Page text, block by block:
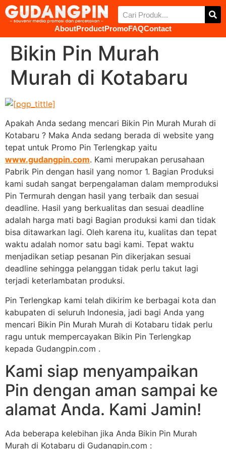
AboutProductPromoFAQContact
Bikin Pin Murah
Murah di Kotabaru
Apakah Anda sedang mencari Bikin Pin Murah Murah di
Kotabaru ? Maka Anda sedang berada di website yang
tepat untuk Promo Pin Terlengkap yaitu
www.gudangpin.com. Kami merupakan perusahaan
Pabrik Pin dengan hasil yang nomor 1. Bagian Produksi
kami sudah sangat berpengalaman dalam memproduksi
Pin Termurah dengan hasil yang terbaik dan sesuai
deadline. Hasil yang berkualitas dan sesuai deadline
adalah harga mati bagi Bagian produksi kami dan tidak
bisa ditawarkan lagi. Oleh karena itu, kualitas dan tepat
waktu adalah nomor satu bagi kami. Tepat waktu
menjadikan setiap pesanan Pin dikerjakan sesuai
deadline sehingga pelanggan tidak perlu takut lagi
terjadi keterlambatan produksi.
Pin Terlengkap kami telah dikirim ke berbagai kota dan
kabupaten di seluruh Indonesia, jadi bagi Anda yang
mencari Bikin Pin Murah Murah di Kotabaru tidak perlu
ragu untuk mempercayakan Bikin Pin Terlengkap
kepada Gudangpin.com .
Kami siap menyampaikan
Pin dengan aman sampai ke
alamat Anda. Kami Jamin!
Ada beberapa kelebihan jika Anda Bikin Pin Murah
Murah di Kotabaru di Gudangpin.com :